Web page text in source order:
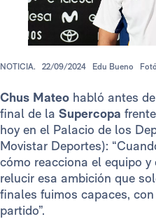
NOTICIA. 22/09/2024 Edu Bueno
Chus Mateo habló antes
final de la Supercopa
hoy en el Palacio de los
Movistar Deportes):
cómo reacciona el equipo
relucir esa ambición que
finales fuimos capaces,
partido”.